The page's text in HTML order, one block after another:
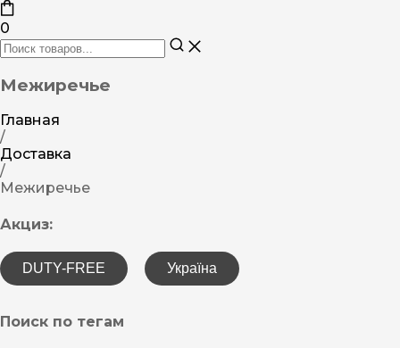
0
Межиречье
Главная
/
Доставка
/
Межиречье
Акциз:
DUTY-FREE Україна
Поиск по тегам